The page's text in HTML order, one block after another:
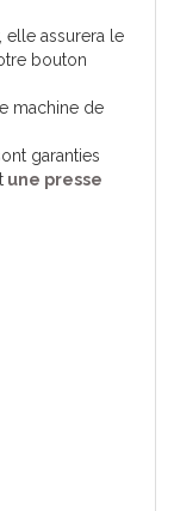
assurera le
bouton
machine de
garanties
une presse